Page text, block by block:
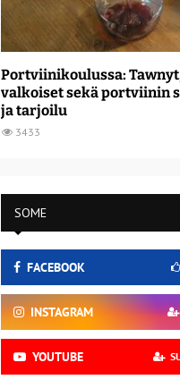
Portviinikoulussa:
valkoiset sekä portviinin
ja tarjoilu
3433
SOME
FACEBOOK
INSTAGRAM
YOUTUBE